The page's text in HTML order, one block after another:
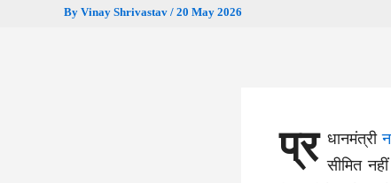
By Vinay Shrivastav / 20 May 2026
प्र धानमंत्री
सीमित